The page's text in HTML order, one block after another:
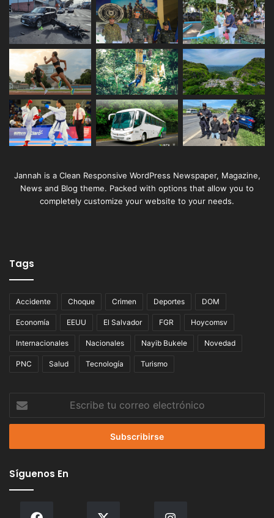
Jannah is a Clean Responsive WordPress Newspaper, Magazine,
News and Blog theme. Packed with options that allow you to
completely customize your website to your needs.
Tags
Accidente Choque Crimen Deportes DOM
Economía EEUU El Salvador FGR Hoycomsv
Internacionales Nacionales Nayib Bukele Novedad
PNC Salud Tecnología Turismo
correo
Síguenos En